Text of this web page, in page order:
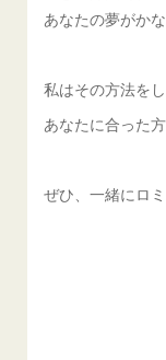
あなたの夢がかな
私はその方法をし
あなたに合った
ぜひ、一緒にロ